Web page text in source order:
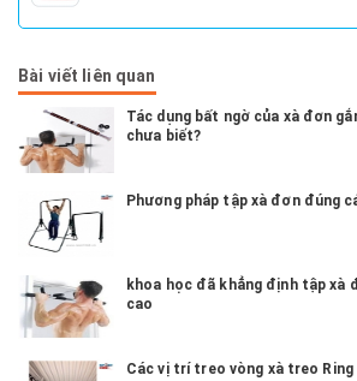
Bài viết liên quan
Tác dụng bất ngờ của xà đơn
chưa biết?
Phương pháp tập xà đơn đúng
khoa học đã khẳng định tập xà
cao
Các vị trí treo vòng xà treo Ring